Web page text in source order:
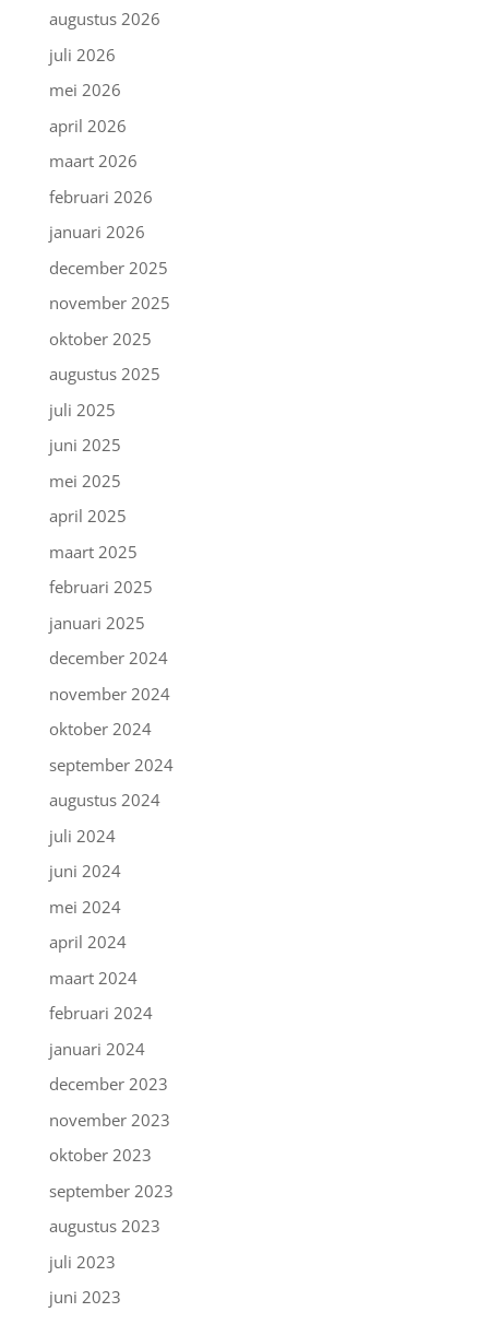
augustus 2026
juli 2026
mei 2026
april 2026
maart 2026
februari 2026
januari 2026
december 2025
november 2025
oktober 2025
augustus 2025
juli 2025
juni 2025
mei 2025
april 2025
maart 2025
februari 2025
januari 2025
december 2024
november 2024
oktober 2024
september 2024
augustus 2024
juli 2024
juni 2024
mei 2024
april 2024
maart 2024
februari 2024
januari 2024
december 2023
november 2023
oktober 2023
september 2023
augustus 2023
juli 2023
juni 2023